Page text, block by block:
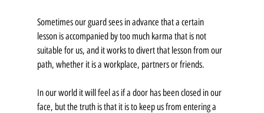
Sometimes our guard sees in advance that a certain
lesson is accompanied by too much karma that is not
suitable for us, and it works to divert that lesson from our
path, whether it is a workplace, partners or friends.
In our world it will feel as if a door has been closed in our
face, but the truth is that it is to keep us from entering a